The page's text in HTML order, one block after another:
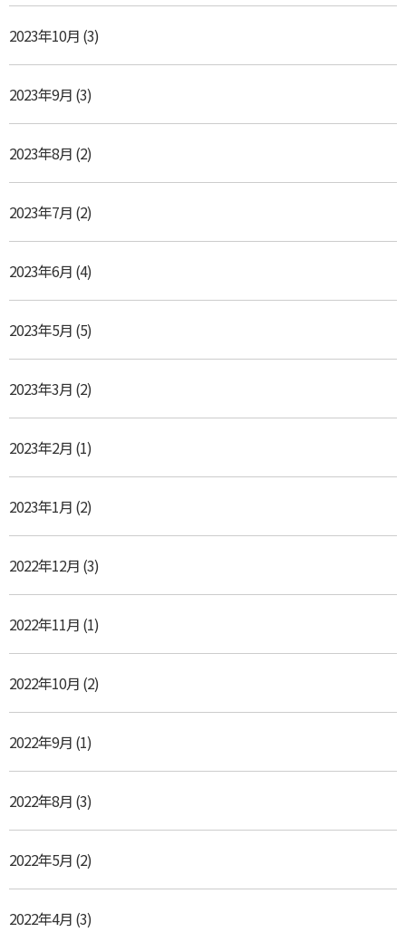
2023年10月 (3)
2023年9月 (3)
2023年8月 (2)
2023年7月 (2)
2023年6月 (4)
2023年5月 (5)
2023年3月 (2)
2023年2月 (1)
2023年1月 (2)
2022年12月 (3)
2022年11月 (1)
2022年10月 (2)
2022年9月 (1)
2022年8月 (3)
2022年5月 (2)
2022年4月 (3)